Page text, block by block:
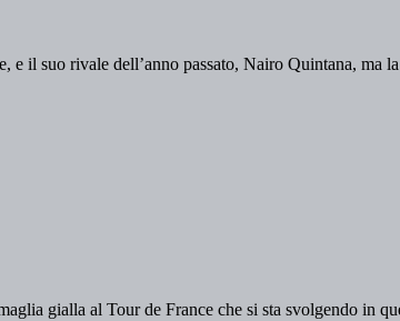
il suo rivale dell’anno passato, Nairo Quintana, ma
gialla al Tour de France che si sta svolgendo in